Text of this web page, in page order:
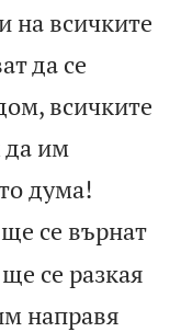
всичките
да се
всичките
да им
дума!
се върнат
се разкая
направя